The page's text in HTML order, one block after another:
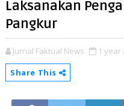
Laksanakan
Pangkur
Jurnal Faktual News 1 year
Share This